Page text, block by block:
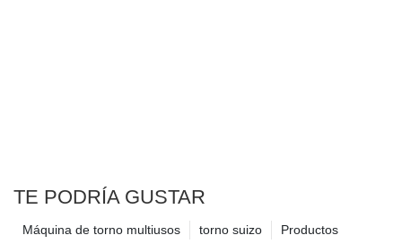
TE PODRÍA GUSTAR
Productos
torno suizo
Máquina de torno multiusos